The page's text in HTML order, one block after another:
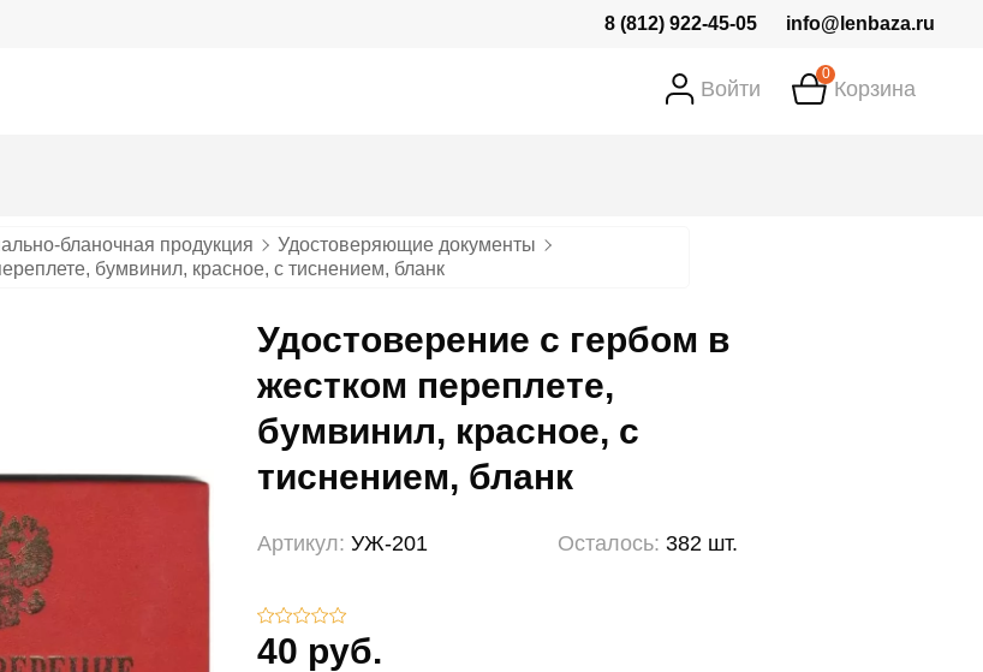
8 (812) 922-45-05 info@lenbaza.ru
Войти Корзина
0
бланочная продукция
Удостоверяющие документы
бумвинил, красное, с тиснением, бланк
Удостоверение с гербом в
жестком переплете,
бумвинил, красное, с
тиснением, бланк
Артикул: УЖ-201 Осталось: 382 шт.
40 руб.